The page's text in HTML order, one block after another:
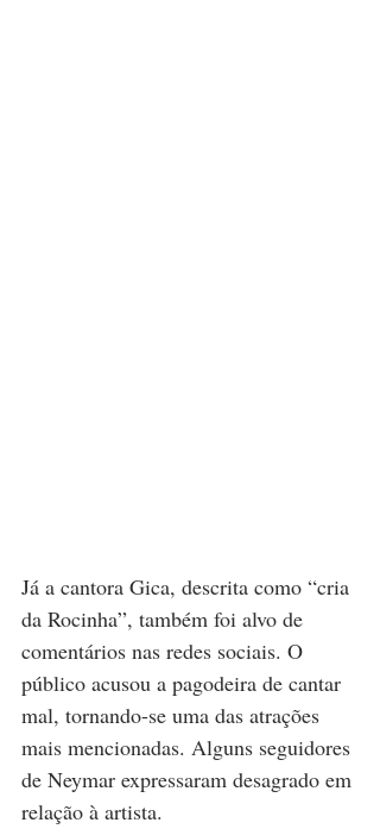
Já a cantora Gica, descrita como “cria
da Rocinha”, também foi alvo de
comentários nas redes sociais. O
público acusou a pagodeira de cantar
mal, tornando-se uma das atrações
mais mencionadas. Alguns seguidores
de Neymar expressaram desagrado em
relação à artista.